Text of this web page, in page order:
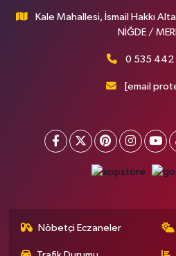
Kale Mahallesi, İsmail Hakkı
NİĞDE /
0 535 442
[email
Nöbetçi Eczaneler